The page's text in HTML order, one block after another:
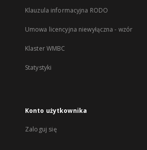
Klauzula informacyjna RODO
Umowa licencyjna niewyłączna - wzór
Klaster WMBC
Statystyki
Konto użytkownika
Zaloguj się